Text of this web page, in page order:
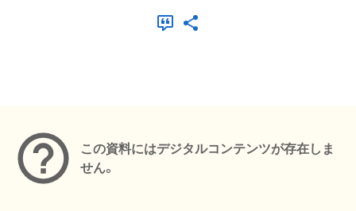
この資料にはデジタルコンテンツが存在しま
せん。